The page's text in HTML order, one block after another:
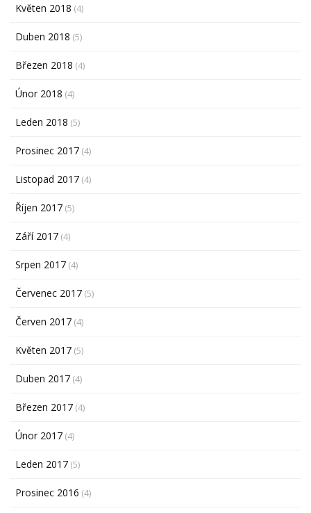
Květen 2018 (4)
Duben 2018 (5)
Březen 2018 (4)
Únor 2018 (4)
Leden 2018 (5)
Prosinec 2017 (4)
Listopad 2017 (4)
Říjen 2017 (5)
Září 2017 (4)
Srpen 2017 (4)
Červenec 2017 (5)
Červen 2017 (4)
Květen 2017 (5)
Duben 2017 (4)
Březen 2017 (4)
Únor 2017 (4)
Leden 2017 (5)
Prosinec 2016 (4)